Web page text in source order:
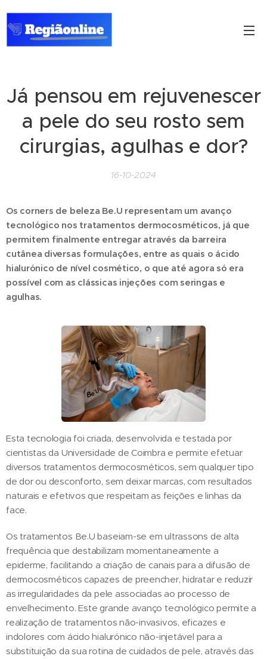
Já pensou em rejuvenescer
a pele do seu rosto sem
cirurgias, agulhas e dor?
16-10-2024
Os corners de beleza Be.U representam um avanço
tecnológico nos tratamentos dermocosméticos, já que
permitem finalmente entregar através da barreira
cutânea diversas formulações, entre as quais o ácido
hialurónico de nível cosmético, o que até agora só era
possível com as clássicas injeções com seringas e
agulhas.
Esta tecnologia foi criada, desenvolvida e testada por
cientistas da Universidade de Coimbra e permite efetuar
diversos tratamentos dermocosméticos, sem qualquer tipo
de dor ou desconforto, sem deixar marcas, com resultados
naturais e efetivos que respeitam as feições e linhas da
face.
Os tratamentos Be.U baseiam-se em ultrassons de alta
frequência que destabilizam momentaneamente a
epiderme, facilitando a criação de canais para a difusão de
dermocosméticos capazes de preencher, hidratar e reduzir
as irregularidades da pele associadas ao processo de
envelhecimento. Este grande avanço tecnológico permite a
realização de tratamentos não-invasivos, eficazes e
indolores com ácido hialurónico não-injetável para a
substituição da sua rotina de cuidados de pele, através das